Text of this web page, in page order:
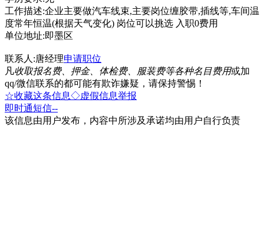
工作描述:企业主要做汽车线束,主要岗位缠胶带,插线等,车间温
度常年恒温(根据天气变化) 岗位可以挑选 入职0费用
单位地址:即墨区
联系人:唐经理申请职位
凡收取报名费、押金、体检费、服装费等各种名目费用或加
qq/微信联系的都可能有欺诈嫌疑，请保持警惕！
☆收藏这条信息◇虚假信息举报
即时通短信--
该信息由用户发布，内容中所涉及承诺均由用户自行负责